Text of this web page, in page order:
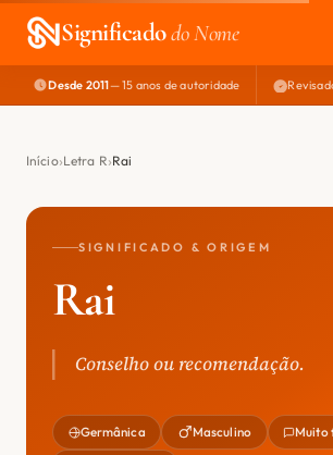
Significadodo Nome
EXPLORAR
NOME PERFEITO
Desde 2011— 15 anos de autoridade
Início Letra R Rai
SIGNIFICADO & ORIGEM
Rai
Conselho ou recomendação.
Germânica Masculino Muito